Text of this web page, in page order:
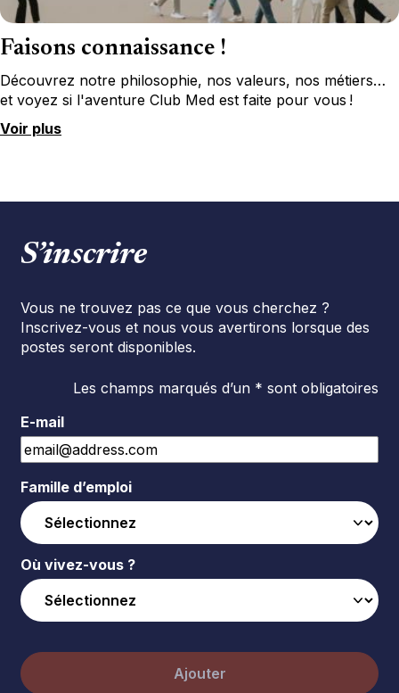
Faisons connaissance !
Découvrez notre philosophie, nos valeurs, nos métiers…
et voyez si l'aventure Club Med est faite pour vous !
Voir plus
S’inscrire
Vous ne trouvez pas ce que vous cherchez ?
Inscrivez-vous et nous vous avertirons lorsque des
postes seront disponibles.
Les champs marqués d’un * sont obligatoires
E-mail
Famille d’emploi
Où vivez-vous ?
Ajouter